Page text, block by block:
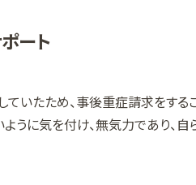
ート
いたため、事後重症請求をする
うに気を付け、無気力であり、